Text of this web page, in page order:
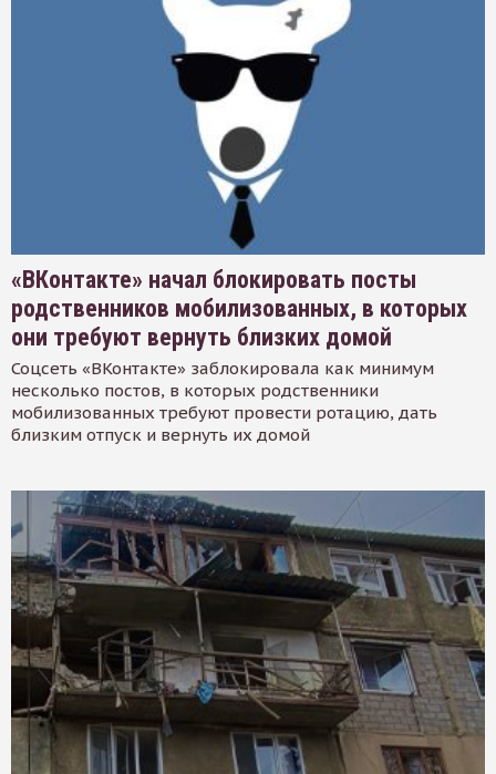
«ВКонтакте» начал блокировать посты
родственников мобилизованных, в которых
они требуют вернуть близких домой
Соцсеть «ВКонтакте» заблокировала как минимум
несколько постов, в которых родственники
мобилизованных требуют провести ротацию, дать
близким отпуск и вернуть их домой